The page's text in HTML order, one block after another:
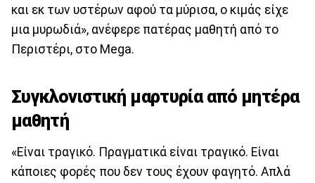
και εκ των υστέρων αφού τα μύρισα, ο κιμάς είχε
μια μυρωδιά», ανέφερε πατέρας μαθητή από το
Περιστέρι, στο Mega.
Συγκλονιστική μαρτυρία από μητέρα
μαθητή
«Είναι τραγικό. Πραγματικά είναι τραγικό. Είναι
κάποιες φορές που δεν τους έχουν φαγητό. Απλά